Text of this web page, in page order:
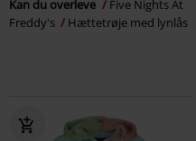
Kan du overleve
Five Nights At
Freddy's
Hættetrøje med lynlås